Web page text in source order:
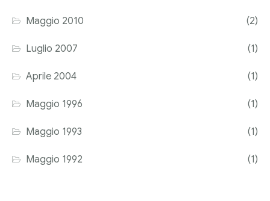
Maggio 2010 (2)
Luglio 2007 (1)
Aprile 2004 (1)
Maggio 1996 (1)
Maggio 1993 (1)
Maggio 1992 (1)